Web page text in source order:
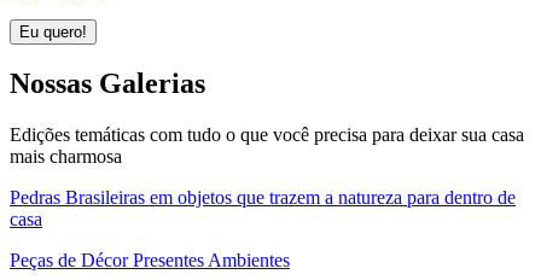
Eu quero!
Nossas Galerias
Edições temáticas com tudo o que você precisa para deixar sua casa
mais charmosa
Pedras Brasileiras em objetos que trazem a natureza para dentro de
casa
Peças de Décor Presentes Ambientes